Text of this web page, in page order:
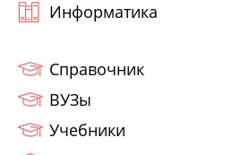
Информатика
Справочник
ВУЗы
Учебники